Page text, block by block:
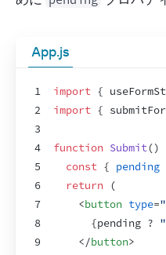
App.js
1
2
3
4
5
6
7
8
9
import {
import {
function Submit()
const { pending
return
(
<button type=
{pending ?
</button>